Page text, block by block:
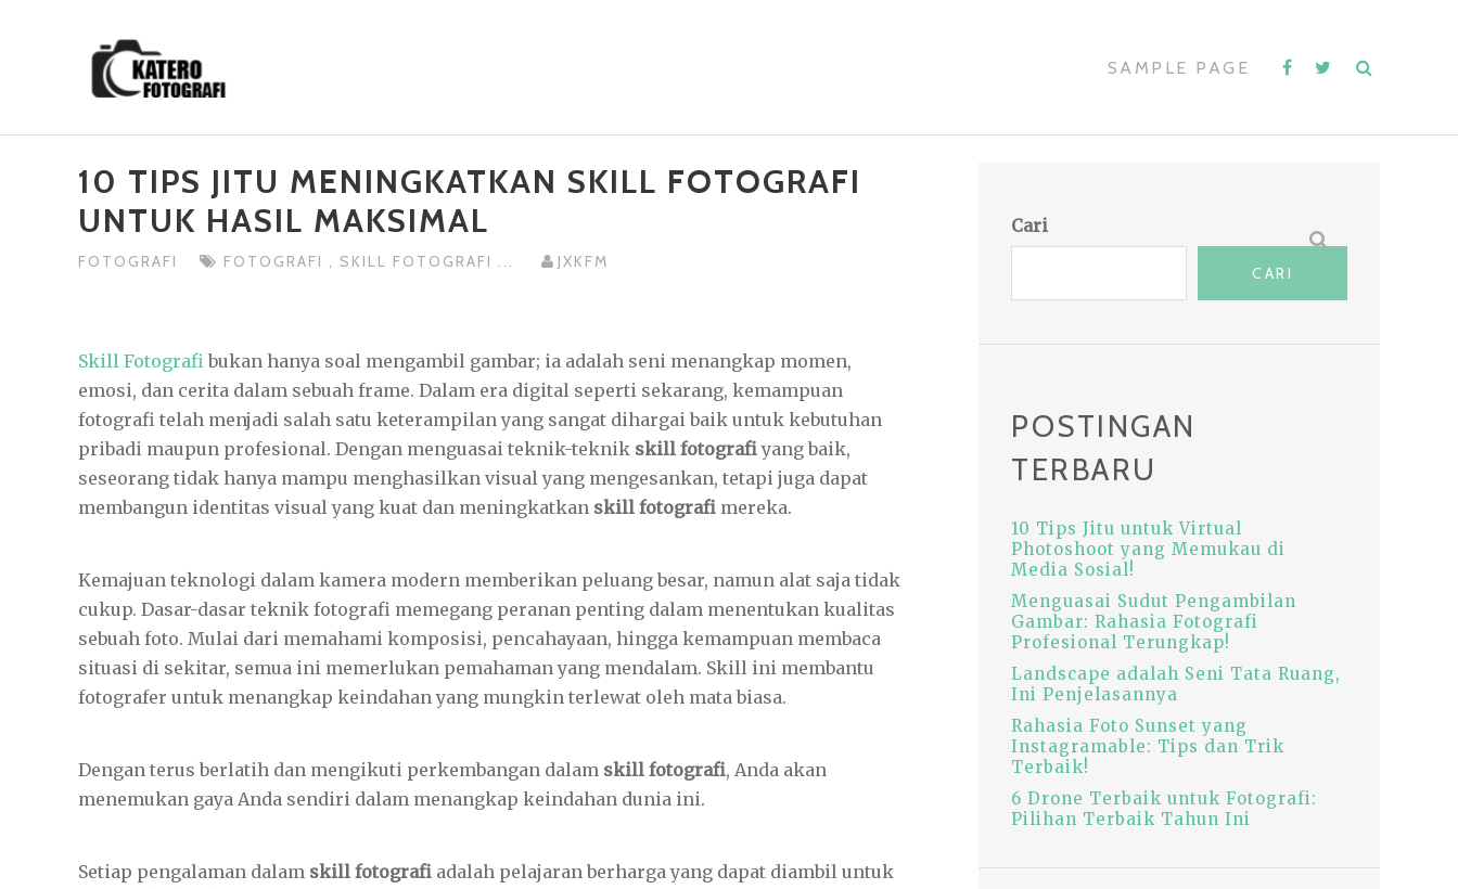
SAMPLE PAGE
10 TIPS JITU MENINGKATKAN SKILL FOTOGRAFI
UNTUK HASIL MAKSIMAL
FOTOGRAFI FOTOGRAFI , SKILL FOTOGRAFI ... JXKFM
Skill Fotografi bukan hanya soal mengambil gambar; ia adalah seni menangkap momen,
emosi, dan cerita dalam sebuah frame. Dalam era digital seperti sekarang, kemampuan
fotografi telah menjadi salah satu keterampilan yang sangat dihargai baik untuk kebutuhan
pribadi maupun profesional. Dengan menguasai teknik-teknik skill fotografiyang baik,
seseorang tidak hanya mampu menghasilkan visual yang mengesankan, tetapi juga dapat
membangun identitas visual yang kuat dan meningkatkan skill fotografi mereka.
Kemajuan teknologi dalam kamera modern memberikan peluang besar, namun alat saja tidak
cukup. Dasar-dasar teknik fotografi memegang peranan penting dalam menentukan kualitas
sebuah foto. Mulai dari memahami komposisi, pencahayaan, hingga kemampuan membaca
situasi di sekitar, semua ini memerlukan pemahaman yang mendalam. Skill ini membantu
fotografer untuk menangkap keindahan yang mungkin terlewat oleh mata biasa.
Dengan terus berlatih dan mengikuti perkembangan dalam skill fotografi, Anda akan
menemukan gaya Anda sendiri dalam menangkap keindahan dunia ini.
Setiap pengalaman dalam skill fotografi adalah pelajaran berharga yang dapat diambil untuk
Cari
CARI
POSTINGAN
TERBARU
10 Tips Jitu untuk V‏irtual
Photoshoot yang Memukau di
Media Sosial!
Menguasai Sudut Pengambilan
Gambar: Rahasia Fotografi
Profesional Terungkap!
Landscape adalah Seni Tata Ruang,
Ini Penjelasannya
Rahasia Foto Sunset yang
Instagramable: Tips dan Trik
Terbaik!
6 Drone Terbaik untuk Fotografi:
Pilihan Terbaik Tahun Ini